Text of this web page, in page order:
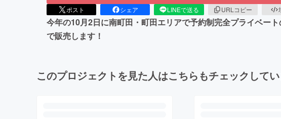
ポスト シェア LINEで送る URLコピー
今年の10月2日に南町田・町田エリアで予約制完全プライベー
で販売します！
このプロジェクトを見た人はこちらもチェックして